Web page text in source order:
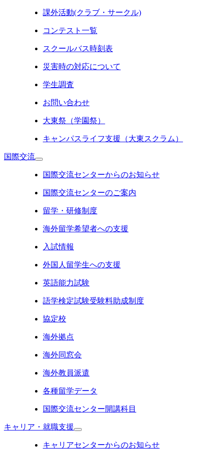
課外活動(クラブ・サークル)
コンテスト一覧
スクールバス時刻表
災害時の対応について
学生調査
お問い合わせ
大東祭（学園祭）
キャンパスライフ支援（大東スクラム）
国際交流
国際交流センターからのお知らせ
国際交流センターのご案内
留学・研修制度
海外留学希望者への支援
入試情報
外国人留学生への支援
英語能力試験
語学検定試験受験料助成制度
協定校
海外拠点
海外同窓会
海外教員派遣
各種留学データ
国際交流センター開講科目
キャリア・就職支援
キャリアセンターからのお知らせ